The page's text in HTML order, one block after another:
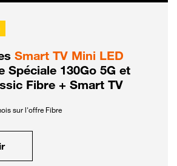
Smart TV Mini LED
Spéciale 130Go 5G et
Fibre + Smart TV
sur l'offre Fibre